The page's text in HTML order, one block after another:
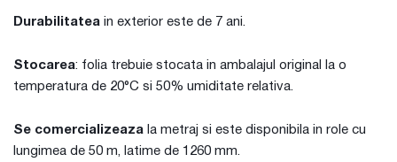
Durabilitatea in exterior este de 7 ani.
Stocarea: folia trebuie stocata in ambalajul original la o
temperatura de 20°C si 50% umiditate relativa.
Se comercializeaza la metraj si este disponibila in role cu
lungimea de 50 m, latime de 1260 mm.